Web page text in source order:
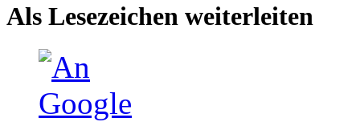
Als Lesezeichen weiterleiten